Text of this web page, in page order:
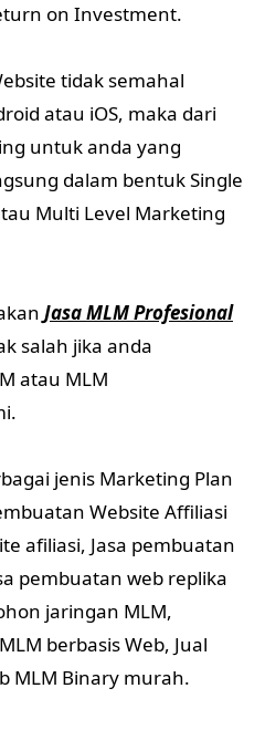
on Investment.
tidak semahal
atau iOS, maka dari
untuk anda yang
dalam bentuk Single
Multi Level Marketing
Jasa MLM Profesional
salah jika anda
atau MLM
jenis Marketing Plan
Website Affiliasi
afiliasi, Jasa pembuatan
pembuatan web replika
jaringan MLM,
berbasis Web, Jual
MLM Binary murah.